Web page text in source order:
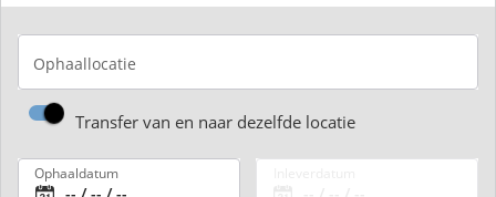
Ophaallocatie
Transfer van en naar dezelfde locatie
Ophaaldatum